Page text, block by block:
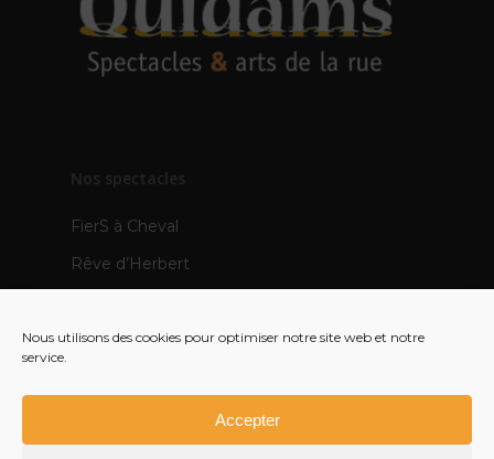
Nous utilisons des cookies pour optimiser notre site web et notre
service.
Accepter
Nos spectacles
FierS à Cheval
Rêve d’Herbert
Les Pops
Polynie – création 2022
FR